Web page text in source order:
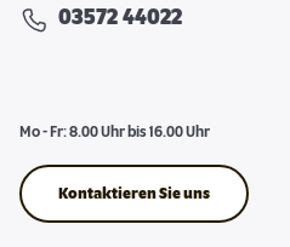
03572 44022
Mo - Fr: 8.00 Uhr bis 16.00 Uhr
Kontaktieren Sie uns